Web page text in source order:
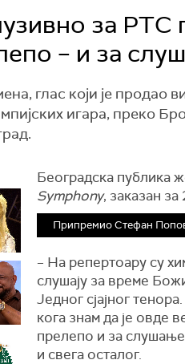
за РТС
– и за
глас који је продао
игара, преко
Београдска публика
Symphony, заказан
Припремио Стефан
– На репертоару су
слушају за време
Једног сјајног
кога знам да је овде
прелепо и за
и свега осталог.